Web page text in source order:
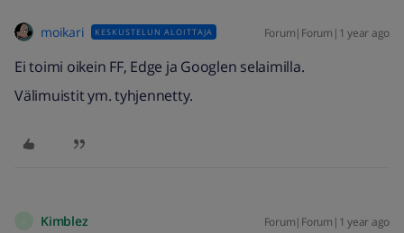
moikari KESKUSTELUN ALOITTAJA Forum|Forum|1 year ago
Ei toimi oikein FF, Edge ja Googlen selaimilla.
Välimuistit ym. tyhjennetty.
Kimblez Forum|Forum|1 year ago